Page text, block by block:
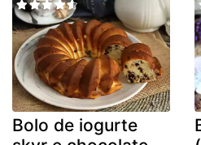
Bolo de iogurte